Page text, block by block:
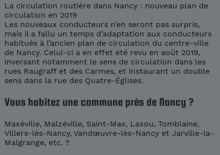
La circulation routière dans Nancy : nouveau plan de
circulation en 2019
Les nouveaux conducteurs n’en seront pas surpris,
mais il a fallu un temps d’adaptation aux conducteurs
habitués à l’ancien plan de circulation du centre-ville
de Nancy. Celui-ci a en effet été revu en août 2019,
inversant notamment le sens de circulation dans les
rues Raugraff et des Carmes, et instaurant un double
sens dans la rue des Quatre-Églises.
Vous habitez une commune près de Nancy ?
Maxéville, Malzéville, Saint-Max, Laxou, Tomblaine,
Villers-lès-Nancy, Vandœuvre-lès-Nancy et Jarville-la-
Malgrange, etc. ?